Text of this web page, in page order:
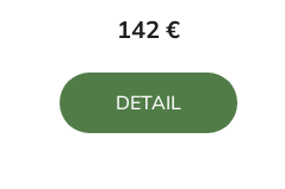
produktu
5,0
z
142 €
DETAIL